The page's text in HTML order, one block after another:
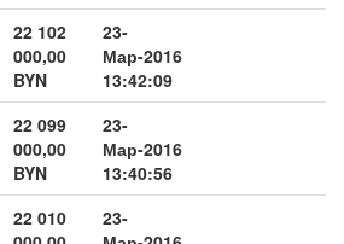
22 102
000,00
BYN
23-
Мар-2016
13:42:09
22 099
000,00
BYN
23-
Мар-2016
13:40:56
22 010
23-